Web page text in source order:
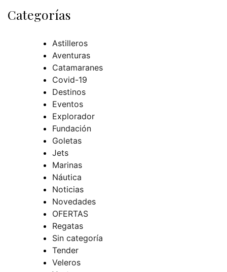
Categorías
Astilleros
Aventuras
Catamaranes
Covid-19
Destinos
Eventos
Explorador
Fundación
Goletas
Jets
Marinas
Náutica
Noticias
Novedades
OFERTAS
Regatas
Sin categoría
Tender
Veleros